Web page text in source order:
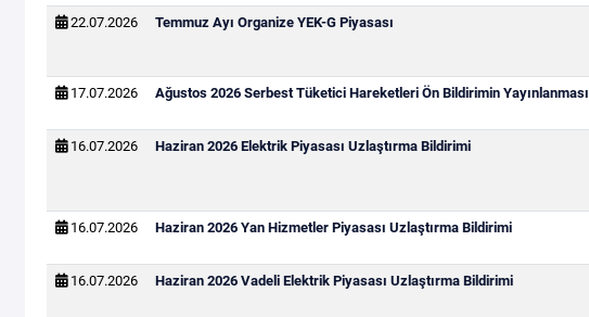
22.07.2026 Temmuz Ayı Organize YEK-G Piyasası
17.07.2026 Ağustos 2026 Serbest Tüketici Hareketleri Ön Bildirimin Yayınlanması
16.07.2026 Haziran 2026 Elektrik Piyasası Uzlaştırma Bildirimi
16.07.2026 Haziran 2026 Yan Hizmetler Piyasası Uzlaştırma Bildirimi
16.07.2026 Haziran 2026 Vadeli Elektrik Piyasası Uzlaştırma Bildirimi